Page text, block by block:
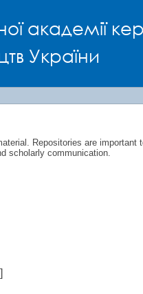
академії
України
Repositories are important
scholarly communication.